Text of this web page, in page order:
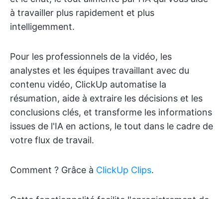
à travailler plus rapidement et plus
intelligemment.
Pour les professionnels de la vidéo, les
analystes et les équipes travaillant avec du
contenu vidéo, ClickUp automatise la
résumation, aide à extraire les décisions et les
conclusions clés, et transforme les informations
issues de l'IA en actions, le tout dans le cadre de
votre flux de travail.
Comment ? Grâce à ClickUp Clips.